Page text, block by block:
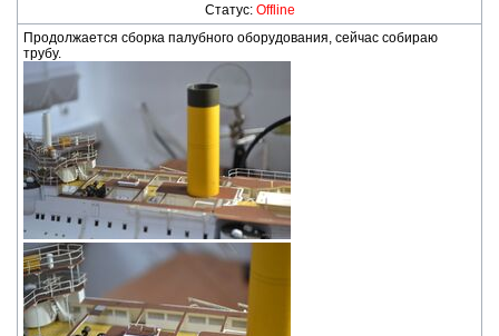
Статус: Offline
Продолжается сборка палубного оборудования, сейчас собираю
трубу.